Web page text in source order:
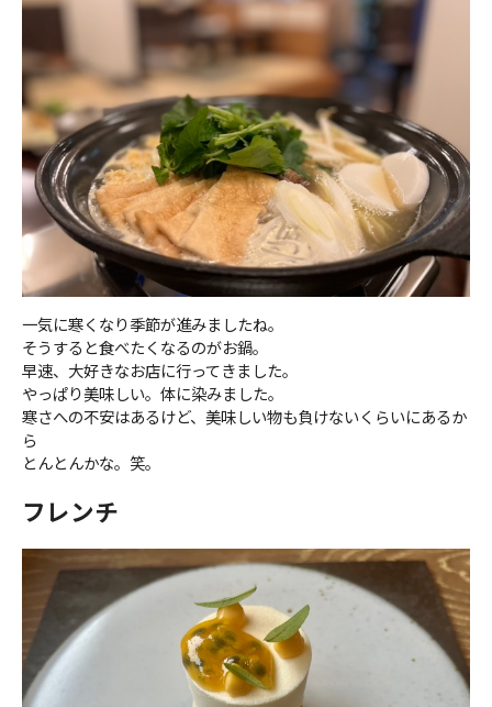
一気に寒くなり季節が進みましたね。
そうすると食べたくなるのがお鍋。
早速、大好きなお店に行ってきました。
やっぱり美味しい。体に染みました。
寒さへの不安はあるけど、美味しい物も負けないくらいにあるか
ら
とんとんかな。笑。
フレンチ